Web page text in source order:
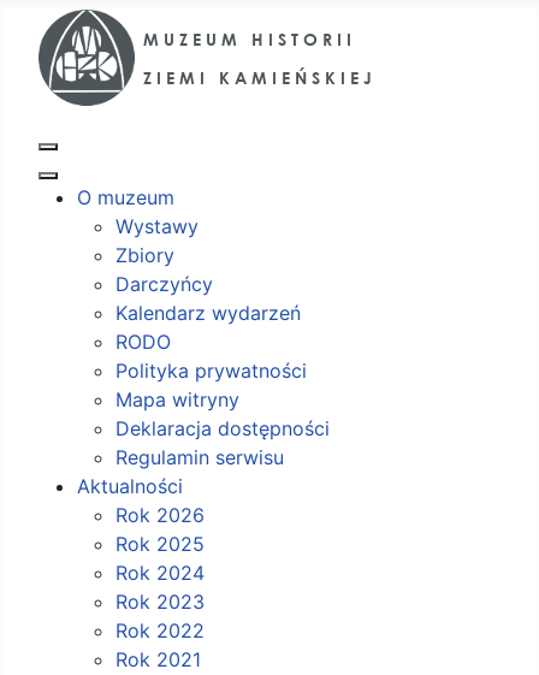
O muzeum
Wystawy
Zbiory
Darczyńcy
Kalendarz wydarzeń
RODO
Polityka prywatności
Mapa witryny
Deklaracja dostępności
Regulamin serwisu
Aktualności
Rok 2026
Rok 2025
Rok 2024
Rok 2023
Rok 2022
Rok 2021